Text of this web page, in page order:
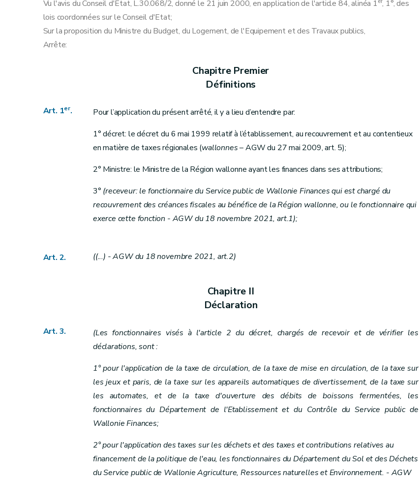
Art. 12ter
Art. 13
Art. 14
Art. 15
Art. 19
Recouvrement
Section 1 Frais de poursuite
Art. 20
Section 2 Effet du recours sur le recouvrement
Art. 22
Section 3 (Dispositions relatives à l’irrécouvrabilité de certaines créances - AGW du 22 mars 2018, art.9)
Art. 22ter
Art. 22bis
Art. 25
Vu l'avis du Conseil d'Etat, L.30.068/2, donné le 21 juin 2000, en application de l'article 84, alinéa 1 , 1°, des
lois coordonnées sur le Conseil d'Etat;
Sur la proposition du Ministre du Budget, du Logement, de l'Equipement et des Travaux publics,
Arrête:
Chapitre Premier
Définitions
Art. 1er.
Pour l’application du présent arrêté, il y a lieu d’entendre par:
1° décret: le décret du 6 mai 1999 relatif à l’établissement, au recouvrement et au contentieux
en matière de taxes régionales (wallonnes– AGW du 27 mai 2009, art. 5);
2° Ministre: le Ministre de la Région wallonne ayant les finances dans ses attributions;
3° (receveur: le fonctionnaire du Service public de Wallonie Finances qui est chargé du
recouvrement des créances fiscales au bénéfice de la Région wallonne, ou le fonctionnaire qui
exerce cette fonction - AGW du 18 novembre 2021, art.1);
Art. 2. ((...) - AGW du 18 novembre 2021, art.2)
Chapitre II
Déclaration
Art. 3.
(Les fonctionnaires visés à l'article 2 du décret, chargés de recevoir et de vérifier les
déclarations, sont :
1° pour l'application de la taxe de circulation, de la taxe de mise en circulation, de la taxe sur
les jeux et paris, de la taxe sur les appareils automatiques de divertissement, de la taxe sur
les automates, et de la taxe d'ouverture des débits de boissons fermentées, les
fonctionnaires du Département de l'Etablissement et du Contrôle du Service public de
Wallonie Finances;
2° pour l'application des taxes sur les déchets et des taxes et contributions relatives au
financement de la politique de l'eau, les fonctionnaires du Département du Sol et des Déchets
du Service public de Wallonie Agriculture, Ressources naturelles et Environnement. - AGW